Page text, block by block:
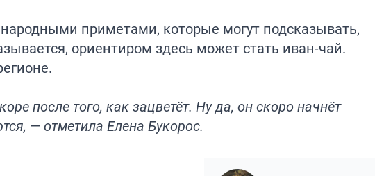
приметами, которые могут подсказывать,
ориентиром здесь может стать иван-чай.
после того, как зацветёт. Ну да, он скоро начнёт
— отметила Елена Букорос.